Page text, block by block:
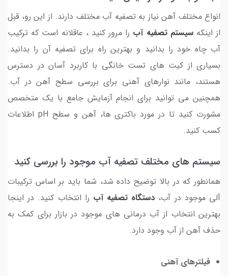
انواع مختلف آهن نیاز به تصفیه آب مختلف دارند. از این رو، قبل
از اینکهسیستم تصفیه آب را مرور کنید ، عاقلانه است که ترکیب
آب چاه خود را بدانید و بهترین راه برای تصفیه آن را بدانید.
بسیاری از کیت های تست خانگی با کاربرد آسان در دسترس
هستند، مانند نوارهای آهنی برای بررسی سطح آهن در آب.
همچنین می توانید برای انجام آزمایش جامع با یک متخصص
مشورت کنید تا در مورد باکتری ها، آهن و سطح pH اطلاعات
کسب کنید.
سیستم های مختلف تصفیه آب موجود را بررسی کنید
همانطور که در بالا توضیح داده شد، شما باید بر اساس ترکیبات
آلی موجود در آب، دستگاه تصفیه آب را انتخاب کنید. در اینجا
بهترین انتخاب از آب درمانی های موجود در بازار برای کمک به
حذف آهن از آب وجود دارد.
فیلترهای آهنی